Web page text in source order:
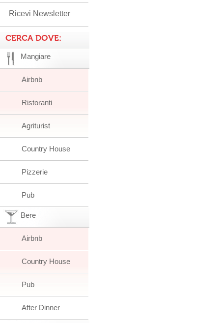
Ricevi Newsletter
CERCA DOVE:
Mangiare
Airbnb
Ristoranti
Agriturist
Country House
Pizzerie
Pub
Bere
Airbnb
Country House
Pub
After Dinner